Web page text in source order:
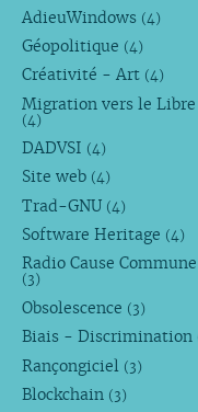
AdieuWindows (4)
Géopolitique (4)
Créativité - Art (4)
Migration vers le Libre
(4)
DADVSI (4)
Site web (4)
Trad-GNU (4)
Software Heritage (4)
Radio Cause Commune
(3)
Obsolescence (3)
Biais - Discrimination
Rançongiciel (3)
Blockchain (3)